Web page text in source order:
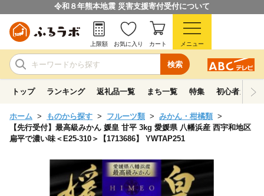
令和８年熊本地震 災害支援寄付受付について
検索
上限額 お気に入り カート メニュー
トップ ランキング 返礼品一覧 まち一覧 特集 初心者ガイド
ホーム ものから探す フルーツ類
みかん・柑橘類
【先行受付】最高級みかん 媛皇 甘平 3kg 愛媛県 八幡浜産 西宇和地区
扁平で濃い味＜E25-310＞【1713686】 YWTAP251